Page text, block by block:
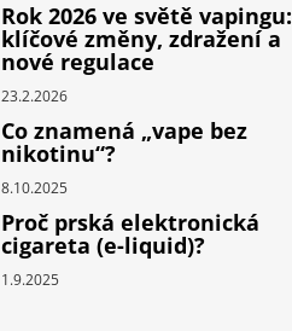
Rok 2026 ve světě vapingu:
klíčové změny, zdražení a
nové regulace
23.2.2026
Co znamená „vape bez
nikotinu“?
8.10.2025
Proč prská elektronická
cigareta (e-liquid)?
1.9.2025